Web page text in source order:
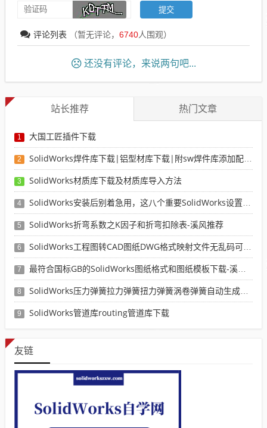
评论列表 （暂无评论， 6740人围观）
还没有评论，来说两句吧...
站长推荐 热门文章
1 大国工匠插件下载
2 SolidWorks焊件库下载|铝型材库下载|附sw焊件库添加配置使用教程
3 SolidWorks材质库下载及材质库导入方法
4 SolidWorks安装后别着急用，这八个重要SolidWorks设置可以提高你的画图效率
5 SolidWorks折弯系数之K因子和折弯扣除表-溪风推荐
6 SolidWorks工程图转CAD图纸DWG格式映射文件无乱码可分层-溪风亲测推荐
7 最符合国标GB的SolidWorks图纸格式和图纸模板下载-溪风专用版
8 SolidWorks压力弹簧拉力弹簧扭力弹簧涡卷弹簧自动生成宏程序下载
9 SolidWorks管道库routing管道库下载
友链